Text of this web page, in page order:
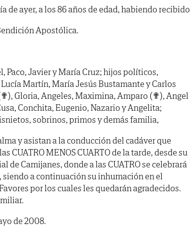
de ayer, a los 86 años de edad, habiendo recibido
Apostólica.
Paco, Javier y María Cruz; hijos políticos,
Martín, María Jesús Bustamante y Carlos
Gloria, Angeles, Maximina, Amparo (✟), Angel
Conchita, Eugenio, Nazario y Angelita;
sobrinos, primos y demás familia,
y asistan a la conducción del cadáver que
CUATRO MENOS CUARTO de la tarde, desde su
de Camijanes, donde a las CUATRO se celebrará
siendo a continuación su inhumación en el
por los cuales les quedarán agradecidos.
de 2008.